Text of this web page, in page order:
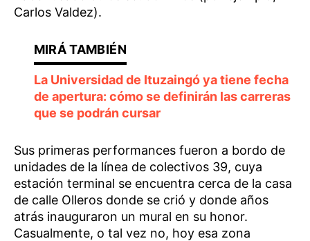
Carlos Valdez).
La Universidad de Ituzaingó ya tiene fecha
de apertura: cómo se definirán las carreras
que se podrán cursar
Sus primeras performances fueron a bordo de
unidades de la línea de colectivos 39, cuya
estación terminal se encuentra cerca de la casa
de calle Olleros donde se crió y donde años
atrás inauguraron un mural en su honor.
Casualmente, o tal vez no, hoy esa zona